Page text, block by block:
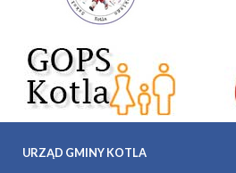
URZĄD GMINY KOTLA